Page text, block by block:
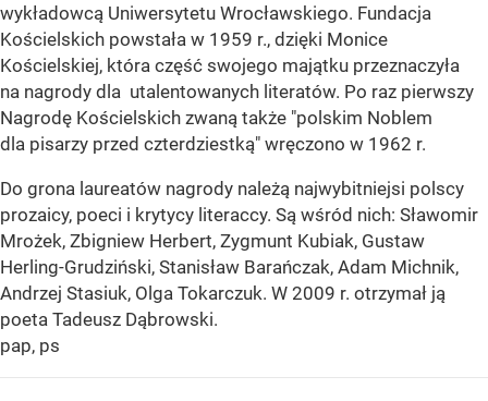
wykładowcą Uniwersytetu Wrocławskiego. Fundacja
Kościelskich powstała w 1959 r., dzięki Monice
Kościelskiej, która część swojego majątku przeznaczyła
na nagrody dla utalentowanych literatów. Po raz pierwszy
Nagrodę Kościelskich zwaną także "polskim Noblem
dla pisarzy przed czterdziestką" wręczono w 1962 r.
Do grona laureatów nagrody należą najwybitniejsi polscy
prozaicy, poeci i krytycy literaccy. Są wśród nich: Sławomir
Mrożek, Zbigniew Herbert, Zygmunt Kubiak, Gustaw
Herling-Grudziński, Stanisław Barańczak, Adam Michnik,
Andrzej Stasiuk, Olga Tokarczuk. W 2009 r. otrzymał ją
poeta Tadeusz Dąbrowski.
pap, ps